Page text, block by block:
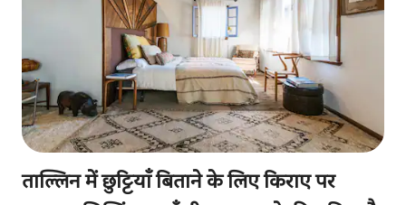
ताल्लिन में छुट्टियाँ बिताने के लिए किराए पर